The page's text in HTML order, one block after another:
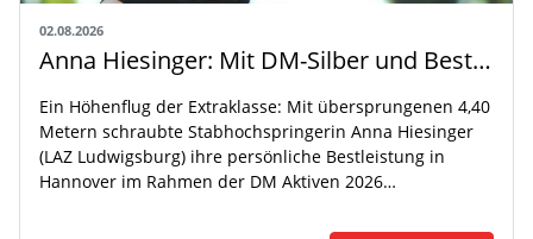
02.08.2026
Anna Hiesinger: Mit DM-Silber und Bestleistung zur U20-WM
Ein Höhenflug der Extraklasse: Mit übersprungenen 4,40
Metern schraubte Stabhochspringerin Anna Hiesinger
(LAZ Ludwigsburg) ihre persönliche Bestleistung in
Hannover im Rahmen der DM Aktiven 2026…